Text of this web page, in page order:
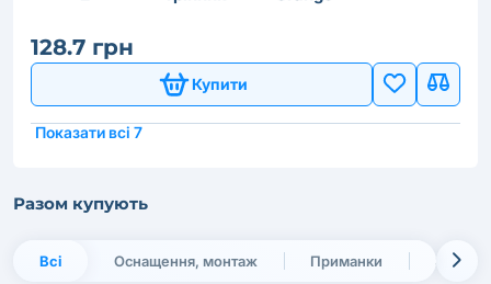
128.7 грн
Купити
Показати всі 7
Разом купують
Всі Оснащення, монтаж Приманки